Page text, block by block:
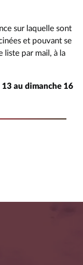
sur laquelle sont
et pouvant se
liste par mail, à la
au dimanche 16